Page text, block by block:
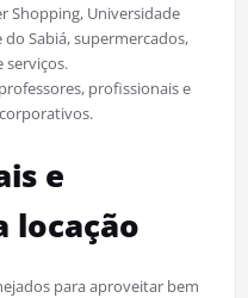
Shopping, Universidade
do Sabiá, supermercados,
serviços.
profissionais e
e
locação
para aproveitar bem